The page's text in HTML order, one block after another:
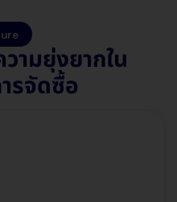
ามยุ่งยากใน
รจัดซื้อ